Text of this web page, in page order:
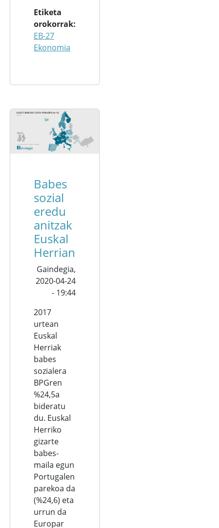
Etiketa
orokorrak
EB-27
Ekonomia
Babes
sozial
eredu
anitzak
Euskal
Herrian
Gaindegia,
2020-04-24
- 19:44
2017
urtean
Euskal
Herriak
babes
sozialera
BPGren
%24,5a
bideratu
du. Euskal
Herriko
gizarte
babes-
maila egun
Portugalen
parekoa da
(%24,6) eta
urrun da
Europar